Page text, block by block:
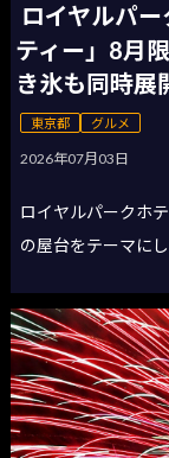
ロイヤルパ
ティー」8月
き氷も同時展
東京都 グルメ
2026年07月03日
ロイヤルパークホ
の屋台をテーマに